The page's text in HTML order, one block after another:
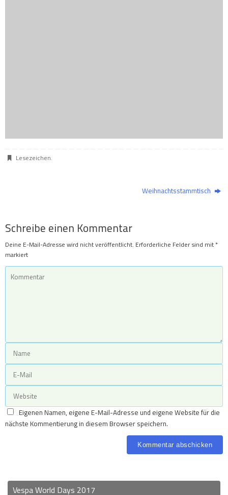
Lesezeichen.
Weihnachtsstammtisch
Schreibe einen Kommentar
Deine E-Mail-Adresse wird nicht veröffentlicht. Erforderliche Felder sind mit*
markiert
Eigenen Namen, eigene E-Mail-Adresse und eigene Website für die
nächste Kommentierung in diesem Browser speichern.
Vespa World Days 2017